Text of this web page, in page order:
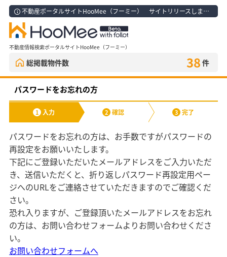
不動産ポータルサイトHooMee（フーミー） サイトリリースしました！
不動産情報検索ポータルサイトHooMee（フーミー）
総掲載物件数 38 件
パスワードをお忘れの方
1 入力 2 確認 3 完了
パスワードをお忘れの方は、お手数ですがパスワードの
再設定をお願いいたします。
下記にご登録いただいたメールアドレスをご入力いただ
き、送信いただくと、折り返しパスワード再設定用ペー
ジへのURLをご連絡させていただきますのでご確認くだ
さい。
恐れ入りますが、ご登録頂いたメールアドレスをお忘れ
の方は、お問い合わせフォームよりお問い合わせくださ
い。
お問い合わせフォームへ